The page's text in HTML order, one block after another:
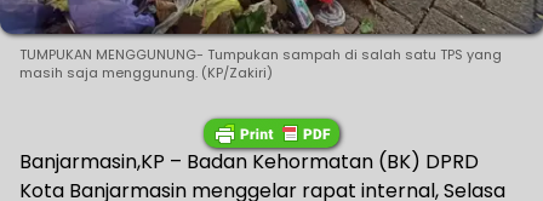
TUMPUKAN MENGGUNUNG- Tumpukan sampah di salah satu TPS yang
masih saja menggunung. (KP/Zakiri)
Banjarmasin,KP – Badan Kehormatan (BK) DPRD
Kota Banjarmasin menggelar rapat internal, Selasa